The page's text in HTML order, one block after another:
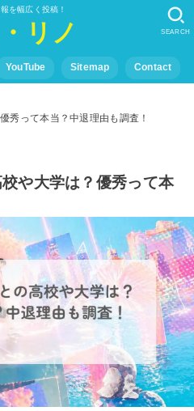
を幅広く投稿！
リノ
YouTube Sitemap Contact
SEARCH
秀って本当？中退理由も調査！
や大学は？優秀って本